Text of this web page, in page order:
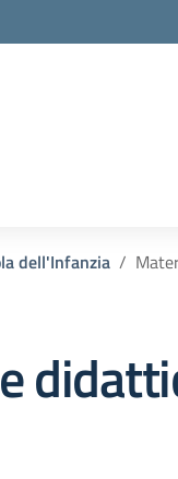
dell'Infanzia